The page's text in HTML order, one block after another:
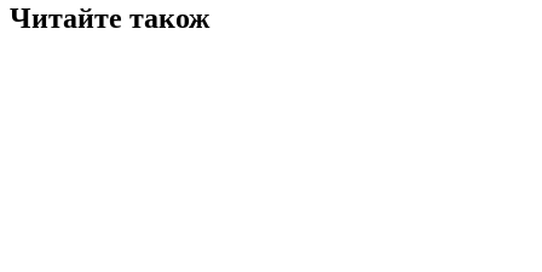
Читайте також